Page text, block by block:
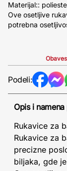
Materijal::
Ove osetljive
potrebna
Podeli:
Opis i
Rukavice za
Rukavice za
precizne
biljaka, gde